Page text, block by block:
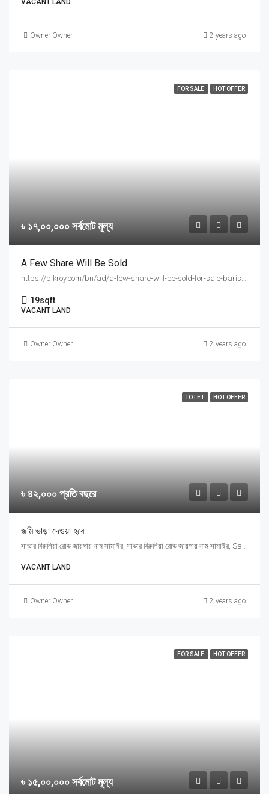
VACANT LAND
Owner Owner 2 years ago
FOR SALE HOT OFFER
৳ ১৭,০০,০০০ সর্বমোট মূল্য
A Few Share Will Be Sold
19sqft
VACANT LAND
Owner Owner 2 years ago
TO LET HOT OFFER
৳ ৪২,০০০ প্রতি বছরে
জমি ভাড়া দেওয়া হবে
VACANT LAND
Owner Owner 2 years ago
FOR SALE HOT OFFER
৳ ১৫,০০,০০০ সর্বমোট মূল্য